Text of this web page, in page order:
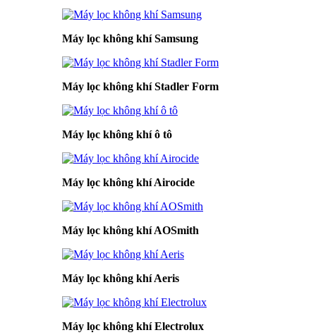
Máy lọc không khí Samsung
Máy lọc không khí Stadler Form
Máy lọc không khí ô tô
Máy lọc không khí Airocide
Máy lọc không khí AOSmith
Máy lọc không khí Aeris
Máy lọc không khí Electrolux